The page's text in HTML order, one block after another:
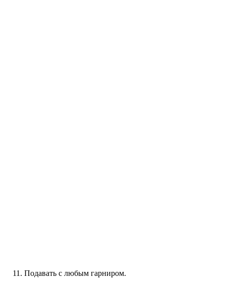
Подавать с любым гарниром.